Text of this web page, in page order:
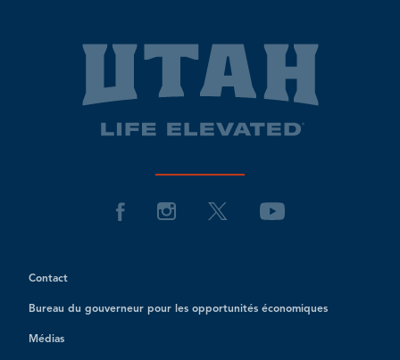
Contact
Bureau du gouverneur pour les opportunités économiques
Médias